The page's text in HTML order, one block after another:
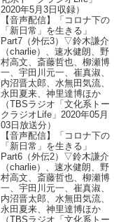
2020年5月3日収録）
【音声配信】「コロナ下の
「新日常」を生きる」
Part7（外伝3）▽鈴木謙介
（charlie）、速水健朗、野
村高文、斎藤哲也、柳瀬博
一、宇田川元一、崔真淑、
内沼晋太郎、水無田気流、
永田夏来、神里達博ほか
（TBSラジオ「文化系トー
クラジオLife」2020年05月
03日放送分）
【音声配信】「コロナ下の
「新日常」を生きる」
Part6（外伝2）▽鈴木謙介
（charlie）、速水健朗、野
村高文、斎藤哲也、柳瀬博
一、宇田川元一、崔真淑、
内沼晋太郎、水無田気流、
永田夏来、神里達博ほか
（TBSラジオ「文化系トー